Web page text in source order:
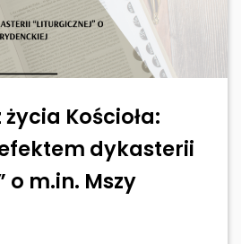
Kościoła:
dykasterii
o m.in. Mszy